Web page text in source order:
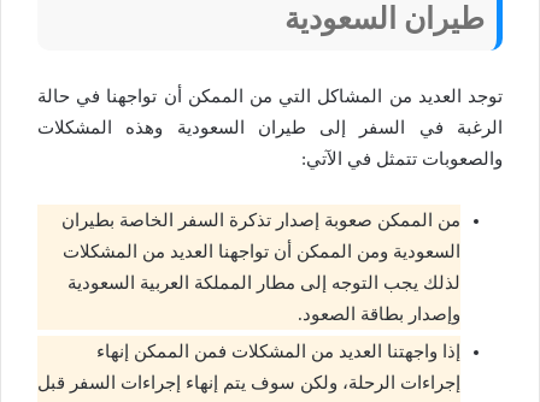
طيران السعودية
توجد العديد من المشاكل التي من الممكن أن تواجهنا في حالة
الرغبة في السفر إلى طيران السعودية وهذه المشكلات
والصعوبات تتمثل في الآتي:
من الممكن صعوبة إصدار تذكرة السفر الخاصة بطيران
السعودية ومن الممكن أن تواجهنا العديد من المشكلات
لذلك يجب التوجه إلى مطار المملكة العربية السعودية
وإصدار بطاقة الصعود.
إذا واجهتنا العديد من المشكلات فمن الممكن إنهاء
إجراءات الرحلة، ولكن سوف يتم إنهاء إجراءات السفر قبل